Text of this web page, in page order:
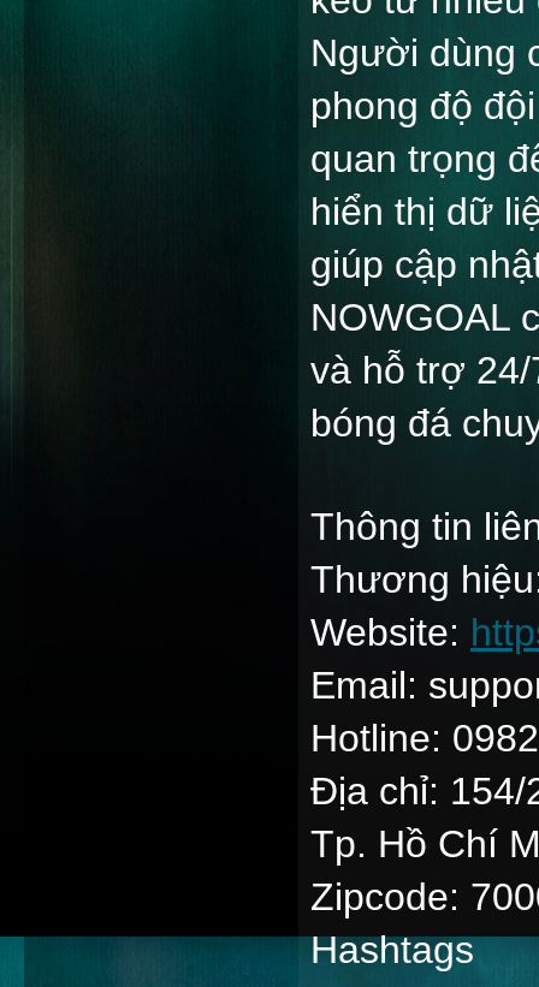
Người dùng
phong độ
quan trọng
hiển thị dữ
giúp cập
NOWGOAL
và hỗ trợ
bóng đá
Thông tin
Thương
Website:
Email:
Hotline:
Địa chỉ: 154/
Tp. Hồ Chí
Zipcode:
Hashtags